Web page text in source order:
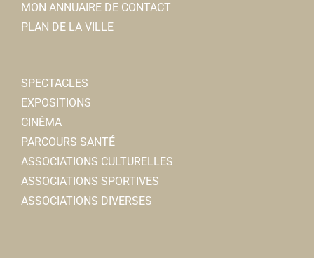
MON ANNUAIRE DE CONTACT
PLAN DE LA VILLE
SPECTACLES
EXPOSITIONS
CINÉMA
PARCOURS SANTÉ
ASSOCIATIONS CULTURELLES
ASSOCIATIONS SPORTIVES
ASSOCIATIONS DIVERSES